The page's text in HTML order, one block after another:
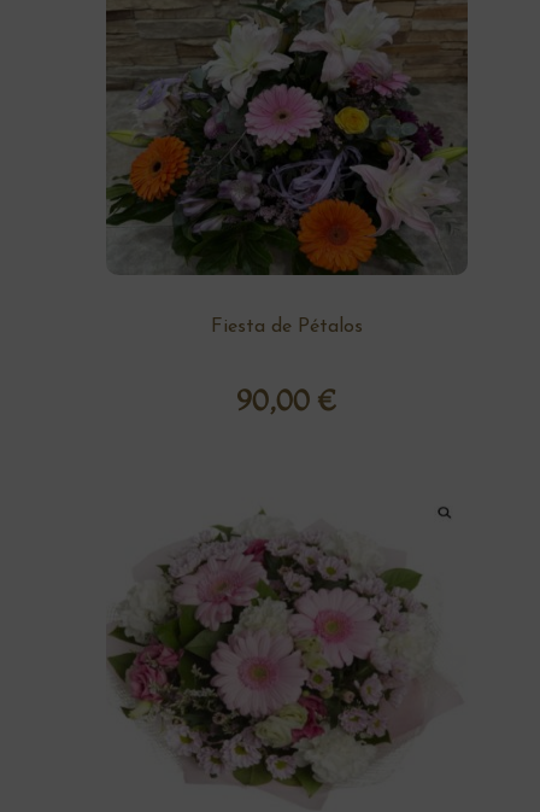
Fiesta de Pétalos
90,00 €